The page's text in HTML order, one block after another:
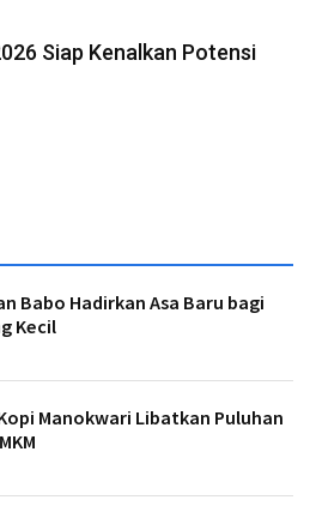
Siap Kenalkan Potensi
Babo Hadirkan Asa Baru bagi
Kecil
Manokwari Libatkan Puluhan